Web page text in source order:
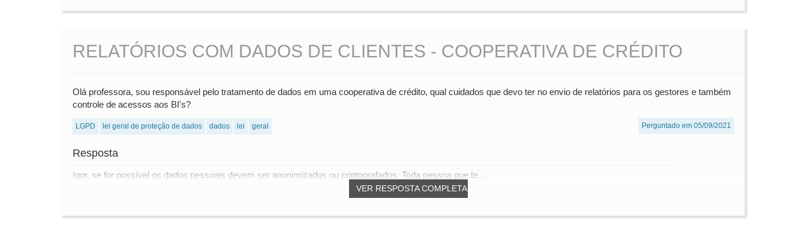
RELATÓRIOS COM DADOS DE CLIENTES - COOPERATIVA DE CRÉDITO
Olá professora, sou responsável pelo tratamento de dados em uma cooperativa de crédito, qual cuidados que devo ter no envio de relatórios para os gestores e também
controle de acessos aos BI's?
LGPD lei geral de proteção de dados dados lei geral Perguntado em 05/09/2021
Resposta
VER RESPOSTA COMPLETA
Igor, se for possível os dados pessoais devem ser anonimizados ou criptografados. Toda pessoa que te...